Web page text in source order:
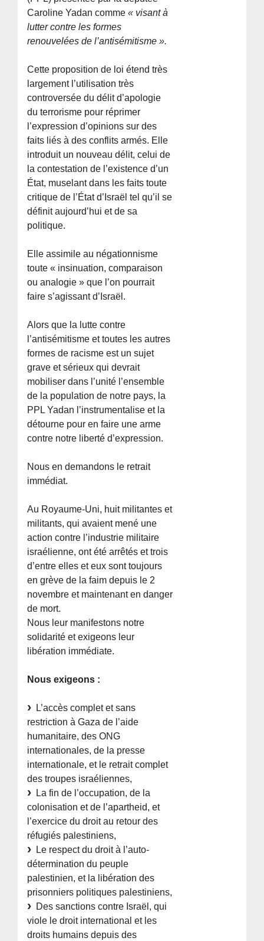
Caroline Yadan comme« visant à
lutter contre les formes
renouvelées de l’antisémitisme ».
Cette proposition de loi étend très
largement l’utilisation très
controversée du délit d’apologie
du terrorisme pour réprimer
l’expression d’opinions sur des
faits liés à des conflits armés. Elle
introduit un nouveau délit, celui de
la contestation de l’existence d’un
État, muselant dans les faits toute
critique de l’État d’Israël tel qu’il se
définit aujourd’hui et de sa
politique.
Elle assimile au négationnisme
toute « insinuation, comparaison
ou analogie » que l’on pourrait
faire s’agissant d’Israël.
Alors que la lutte contre
l’antisémitisme et toutes les autres
formes de racisme est un sujet
grave et sérieux qui devrait
mobiliser dans l’unité l’ensemble
de la population de notre pays, la
PPL Yadan l’instrumentalise et la
détourne pour en faire une arme
contre notre liberté d’expression.
Nous en demandons le retrait
immédiat.
Au Royaume-Uni, huit militantes et
militants, qui avaient mené une
action contre l’industrie militaire
israélienne, ont été arrêtés et trois
d’entre elles et eux sont toujours
en grève de la faim depuis le 2
novembre et maintenant en danger
de mort.
Nous leur manifestons notre
solidarité et exigeons leur
libération immédiate.
Nous exigeons :
L’accès complet et sans
restriction à Gaza de l’aide
humanitaire, des ONG
internationales, de la presse
internationale, et le retrait complet
des troupes israéliennes,
La fin de l’occupation, de la
colonisation et de l’apartheid, et
l’exercice du droit au retour des
réfugiés palestiniens,
Le respect du droit à l’auto-
détermination du peuple
palestinien, et la libération des
prisonniers politiques palestiniens,
Des sanctions contre Israël, qui
viole le droit international et les
droits humains depuis des